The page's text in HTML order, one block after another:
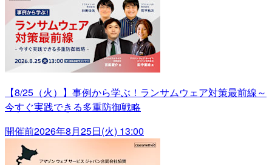
【8/25（火）】事例から学ぶ！ランサムウェア対策最前線～
今すぐ実践できる多重防御戦略
開催前2026年8月25日(火) 13:00